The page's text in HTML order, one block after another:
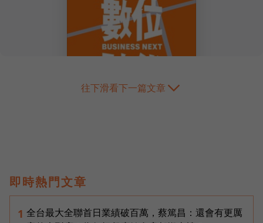
往下滑看下一篇文章
即時熱門文章
1 全台最大全聯首日業績破百萬，蔡篤昌：還會有更厲